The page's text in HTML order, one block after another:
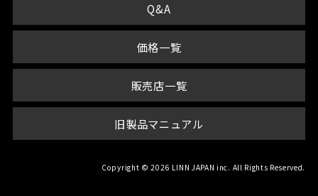
Q&A
価格一覧
販売店一覧
旧製品マニュアル
Copyright © 2026 LINN JAPAN inc. All Rights Reserved.